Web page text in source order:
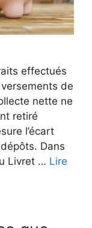
effectués
de
nette ne
retiré
l’écart
Dans
Livret … Lire